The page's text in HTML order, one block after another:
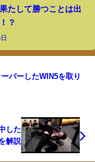
たして勝つことは出
？
バーしたWIN5を取り
した
解説